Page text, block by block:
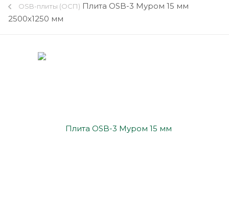
OSB-плиты (ОСП) Плита OSB-3 Муром 15 мм
2500х1250 мм